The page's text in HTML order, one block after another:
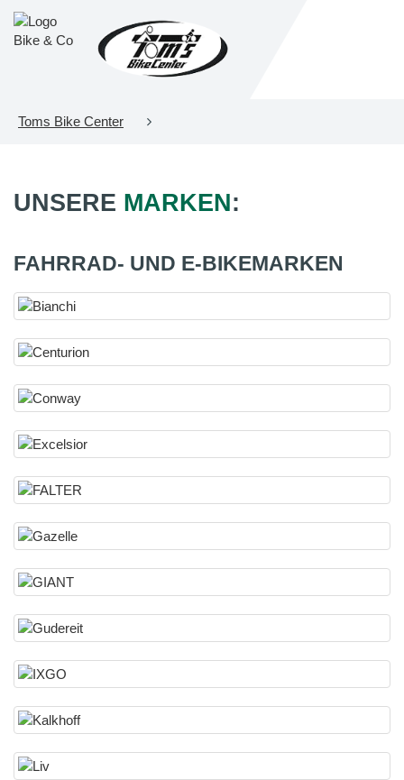
Toms Bike Center
UNSERE MARKEN:
FAHRRAD- UND E-BIKEMARKEN